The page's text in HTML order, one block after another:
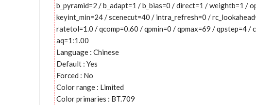
b_pyramid=2 / b_adapt=1 / b_bias=0 / direct=1 / weightb=1 /
keyint_min=24 / scenecut=40 / intra_refresh=0 /
ratetol=1.0 / qcomp=0.60 / qpmin=0 / qpmax=69 / qpstep=4
aq=1:1.00
Language : Chinese
Default : Yes
Forced : No
Color range : Limited
Color primaries : BT.709